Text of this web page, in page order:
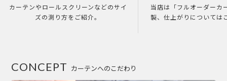
カーテンやロールスクリーンなどのサイ
ズの測り方をご紹介。
当店は「フルオーダーカ
製、仕上がりについては
カーテンへのこだわり
CONCEPT